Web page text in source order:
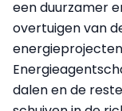
een duurzamer
overtuigen van
dalen en de